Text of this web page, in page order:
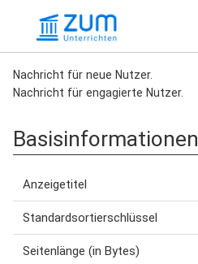
Nachricht für neue Nutzer.
Nachricht für engagierte Nutzer.
Basisinformationen
Anzeigetitel
Standardsortierschlüssel
Seitenlänge (in Bytes)